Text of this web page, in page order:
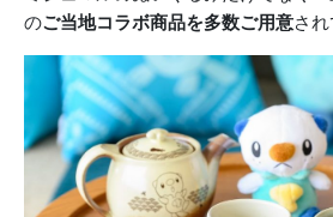
のご当地コラボ商品を多数ご用意され